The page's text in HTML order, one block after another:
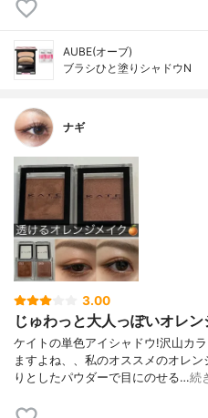
AUBE(オーブ)
ブラシひと塗りシャドウN
ナギ
3.00
じゅわっと大人っぽいオレン
ケイトの単色アイシャドウ!沢山カ
ますよね、、私のオススメのオレ
りとしたパウダーで目にのせる…続